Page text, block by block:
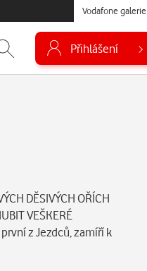
Vodafone galerie
Přihlášení
DĚSIVÝCH OŘÍCH
VEŠKERÉ
první z Jezdců, zamíří k